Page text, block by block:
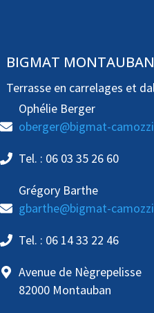
BIGMAT MONTAUBAN
Terrasse en carrelages et
Ophélie Berger
oberger@bigmat-
Tel. : 06 03 35 26 60
Grégory Barthe
gbarthe@bigmat-
Tel. : 06 14 33 22 46
Avenue de Nègrepelisse
82000 Montauban